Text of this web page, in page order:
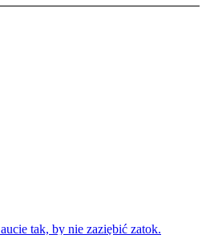
tak, by nie zaziębić zatok.